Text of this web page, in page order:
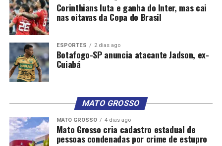
Corinthians luta e ganha do Inter, mas cai
nas oitavas da Copa do Brasil
ESPORTES 2 dias ago
Botafogo-SP anuncia atacante Jadson, ex-
Cuiabá
MATO GROSSO
MATO GROSSO 4 dias ago
Mato Grosso cria cadastro estadual de
pessoas condenadas por crime de estupro